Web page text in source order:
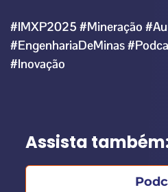
#IMXP2025 #Mineração
#EngenhariaDeMinas
#Inovação
Assista